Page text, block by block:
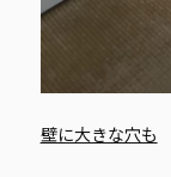
壁に大きな穴も